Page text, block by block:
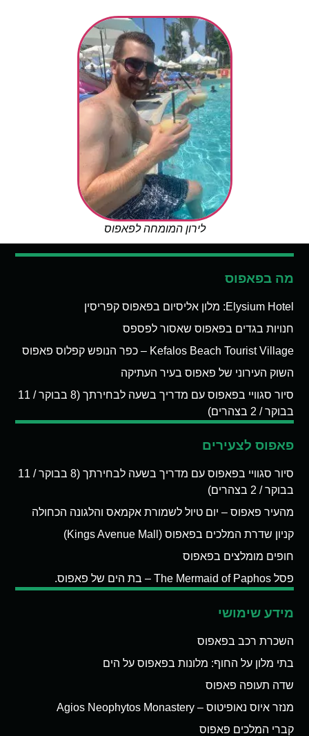
לירון המומחה לפאפוס
מה בפאפוס
Elysium Hotel: מלון אליסיום בפאפוס קפריסין
חנויות בגדים בפאפוס שאסור לפספס
Kefalos Beach Tourist Village – כפר הנופש קפלוס פאפוס
השוק העירוני של פאפוס בעיר העתיקה
סיור סגוויי בפאפוס עם מדריך בשעה לבחירתך (8 בבוקר / 11
בבוקר / 2 בצהרים)
פאפוס לצעירים
סיור סגוויי בפאפוס עם מדריך בשעה לבחירתך (8 בבוקר / 11
בבוקר / 2 בצהרים)
מהעיר פאפוס – יום טיול לשמורת אקמאס והלגונה הכחולה
קניון שדרת המלכים בפאפוס (Kings Avenue Mall)
חופים מומלצים בפאפוס
פסל The Mermaid of Paphos – בת הים של פאפוס.
מידע שימושי
השכרת רכב בפאפוס
בתי מלון על החוף: מלונות בפאפוס על הים
שדה תעופה פאפוס
מנזר איוס נאופיטוס – Agios Neophytos Monastery
קברי המלכים פאפוס